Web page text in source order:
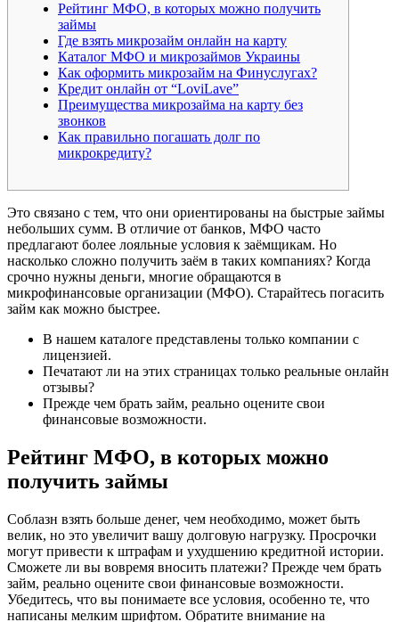
Рейтинг МФО, в которых можно получить
займы
Где взять микрозайм онлайн на карту
Каталог МФО и микрозаймов Украины
Как оформить микрозайм на Финуслугах?
Кредит онлайн от “LoviLave”
Преимущества микрозайма на карту без
звонков
Как правильно погашать долг по
микрокредиту?
Это связано с тем, что они ориентированы на быстрые займы
небольших сумм. В отличие от банков, МФО часто
предлагают более лояльные условия к заёмщикам. Но
насколько сложно получить заём в таких компаниях? Когда
срочно нужны деньги, многие обращаются в
микрофинансовые организации (МФО). Старайтесь погасить
займ как можно быстрее.
В нашем каталоге представлены только компании с
лицензией.
Печатают ли на этих страницах только реальные онлайн
отзывы?
Прежде чем брать займ, реально оцените свои
финансовые возможности.
Рейтинг МФО, в которых можно
получить займы
Соблазн взять больше денег, чем необходимо, может быть
велик, но это увеличит вашу долговую нагрузку. Просрочки
могут привести к штрафам и ухудшению кредитной истории.
Сможете ли вы вовремя вносить платежи? Прежде чем брать
займ, реально оцените свои финансовые возможности.
Убедитесь, что вы понимаете все условия, особенно те, что
написаны мелким шрифтом. Обратите внимание на